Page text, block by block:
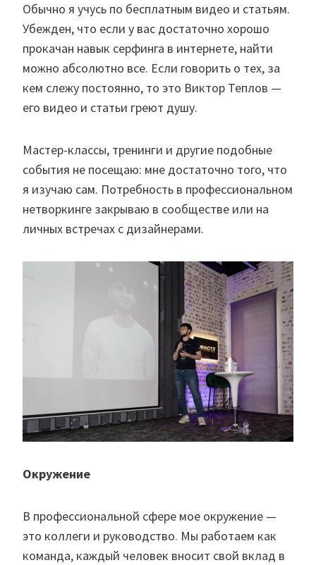
Обычно я учусь по бесплатным видео и статьям.
Убежден, что если у вас достаточно хорошо
прокачан навык серфинга в интернете, найти
можно абсолютно все. Если говорить о тех, за
кем слежу постоянно, то это Виктор Теплов —
его видео и статьи греют душу.
Мастер-классы, тренинги и другие подобные
события не посещаю: мне достаточно того, что
я изучаю сам. Потребность в профессиональном
нетворкинге закрываю в сообществе или на
личных встречах с дизайнерами.
Окружение
В профессиональной сфере мое окружение —
это коллеги и руководство. Мы работаем как
команда, каждый человек вносит свой вклад в